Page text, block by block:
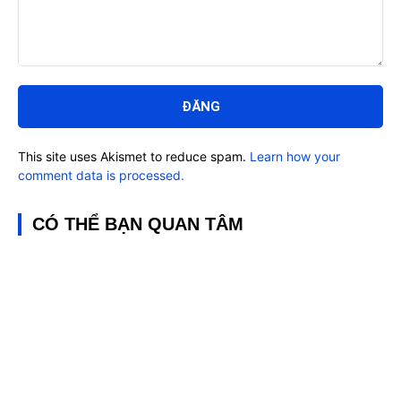
luận:
This site uses Akismet to reduce spam. Learn how your
comment data is processed.
CÓ THỂ BẠN QUAN TÂM